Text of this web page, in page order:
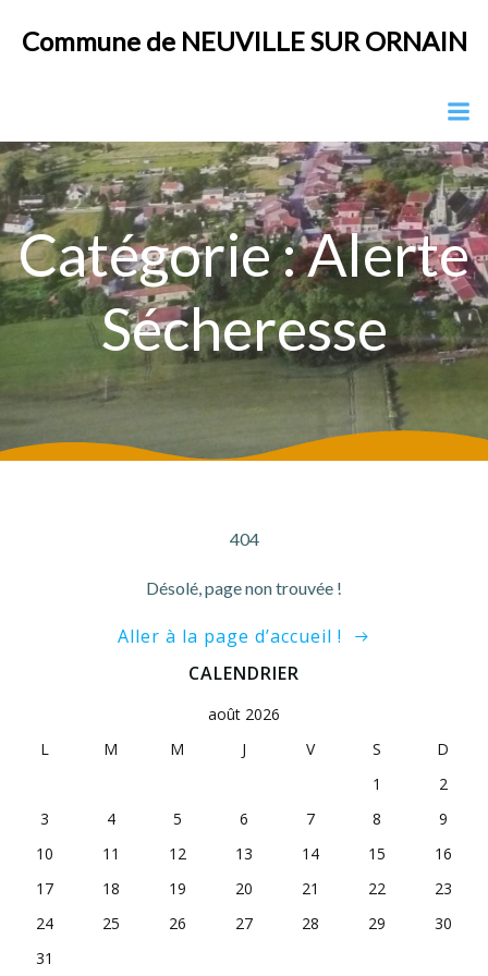
au
Commune de NEUVILLE SUR ORNAIN
Catégorie :Alerte
Sécheresse
404
Désolé, page non trouvée !
Aller à la page d’accueil !
CALENDRIER
août 2026
L
M M J V S
D
1
2
3
4 5 6 7 8
9
10
11 12 13 14 15
16
17
18 19 20 21 22
23
24
25 26 27 28 29
30
31